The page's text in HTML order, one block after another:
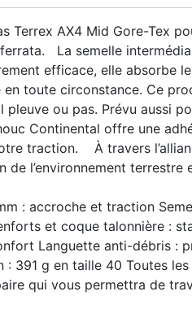
Terrex AX4 Mid Gore-Tex
La semelle
efficace, elle absorbe
toute circonstance. Ce
ou pas. Prévu aussi
Continental offre une
traction. À travers
de l’environnement
: accroche et traction
et coque talonnière :
Languette anti-débris :
391 g en taille 40 Toutes
qui vous permettra de